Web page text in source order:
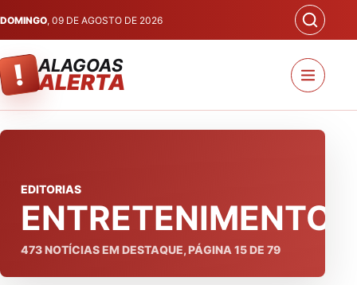
DOMINGO, 09 DE AGOSTO DE 2026
! ALAGOAS
ALERTA
EDITORIAS
ENTRETENIMENTO
473NOTÍCIAS EM DESTAQUE, PÁGINA 15DE 79